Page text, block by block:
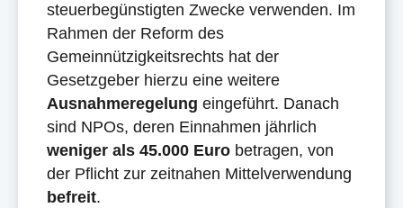
steuerbegünstigten Zwecke verwenden. Im
Rahmen der Reform des
Gemeinnützigkeitsrechts hat der
Gesetzgeber hierzu eine weitere
Ausnahmeregelung eingeführt. Danach
sind NPOs, deren Einnahmen jährlich
weniger als 45.000 Euro betragen, von
der Pflicht zur zeitnahen Mittelverwendung
befreit.